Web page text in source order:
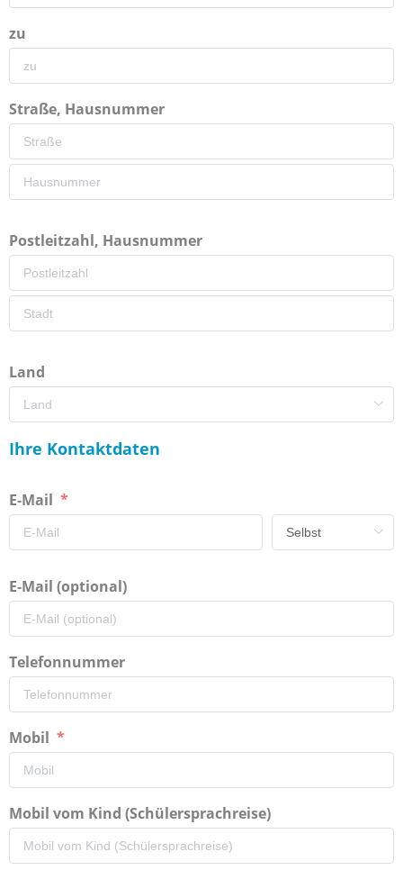
zu
Straße, Hausnummer
Postleitzahl, Hausnummer
Land
Ihre Kontaktdaten
E-Mail
E-Mail (optional)
Telefonnummer
Mobil
Mobil vom Kind (Schülersprachreise)